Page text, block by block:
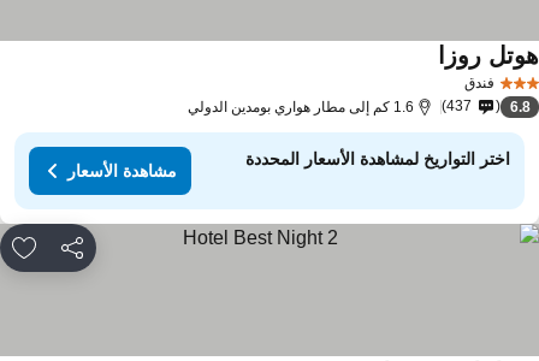
فندق
روزا
6.8
437 1.6 كم إلى مطار هواري بومدين الدولي
اختر التواريخ لمشاهدة الأسعار المحددة
مشاهدة الأسعار
مشاركة